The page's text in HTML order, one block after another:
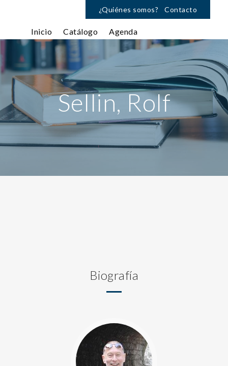
¿Quiénes somos? Contacto
Inicio Catálogo Agenda
Sellin, Rolf
Biografía